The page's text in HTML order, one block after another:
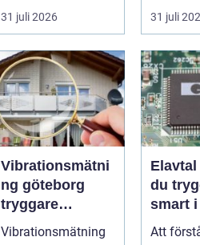
att bara få det
ljust....
31 juli 2026
vilk...
31 juli
Vibrationsmätni
ng göteborg
tryggare
markarbeten i
Vibrationsmätning
Elavtal så väljer
du
smart
Att